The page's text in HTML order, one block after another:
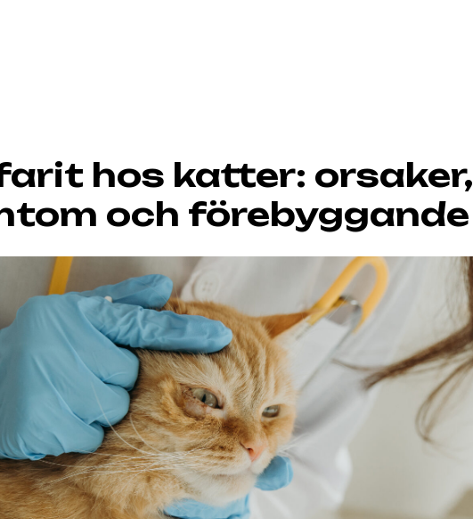
hos katter: orsaker,
och förebyggande